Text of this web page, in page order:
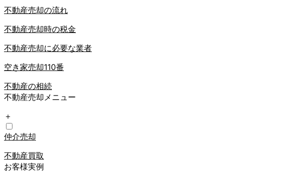
不動産売却の流れ
不動産売却時の税金
不動産売却に必要な業者
空き家売却110番
不動産の相続
不動産売却メニュー
＋
仲介売却
不動産買取
お客様実例